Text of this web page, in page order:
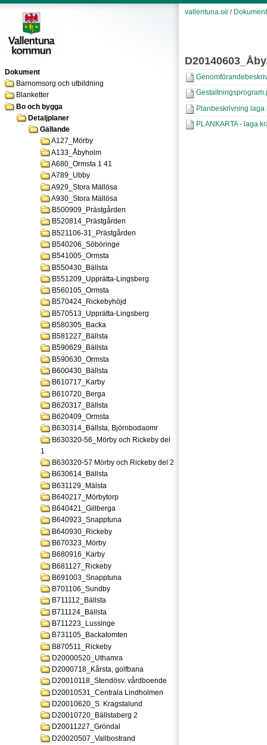
Dokument
Barnomsorg och utbildning
Blanketter
Bo och bygga
Detaljplaner
Gällande
A127_Mörby
A133_Åbyholm
A680_Ormsta 1 41
A789_Ubby
A929_Stora Mällösa
A930_Stora Mällösa
B500909_Prästgården
B520814_Prästgården
B521106-31_Prästgården
B540206_Söböringe
B541005_Ormsta
B550430_Bällsta
B551209_Upprätta-Lingsberg
B560105_Ormsta
B570424_Rickebyhöjd
B570513_Upprätta-Lingsberg
B580305_Backa
B581227_Bällsta
B590629_Bällsta
B590630_Ormsta
B600430_Bällsta
B610717_Karby
B610720_Berga
B620317_Bällsta
B620409_Ormsta
B630314_Bällsta, Björnbodaomr
B630320-56_Mörby och Rickeby del
1
B630320-57 Mörby och Rickeby del 2
B630614_Bällsta
B631129_Mälsta
B640217_Mörbytorp
B640421_Gillberga
B640923_Snapptuna
B640930_Rickeby
B670323_Mörby
B680916_Karby
B681127_Rickeby
B691003_Snapptuna
B701106_Sundby
B711112_Bällsta
B711124_Bällsta
B711223_Lussinge
B731105_Backatomten
B870511_Rickeby
D20000520_Uthamra
D2000718_Kårsta, golfbana
D20010118_Stendösv. vårdboende
D20010531_Centrala Lindholmen
D20010620_S. Kragstalund
D20010720_Bällstaberg 2
D20011227_Gröndal
D20020507_Vallbostrand
vallentuna.se / Dokument
Planbeskrivning laga
PLANKARTA - laga